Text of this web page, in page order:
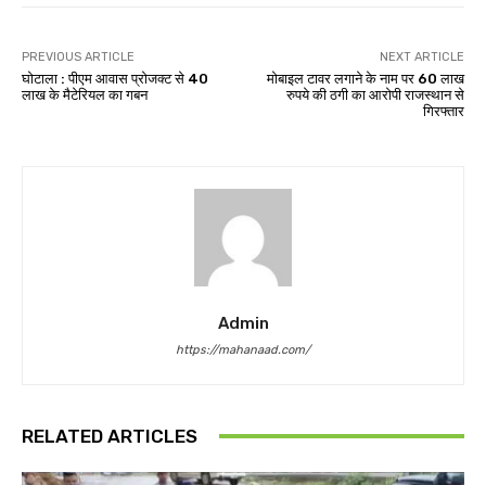
PREVIOUS ARTICLE
घोटाला : पीएम आवास प्रोजक्ट से 40
लाख के मैटेरियल का गबन
NEXT ARTICLE
मोबाइल टावर लगाने के नाम पर 60 लाख
रुपये की ठगी का आरोपी राजस्थान से
गिरफ्तार
Admin
https://mahanaad.com/
RELATED ARTICLES